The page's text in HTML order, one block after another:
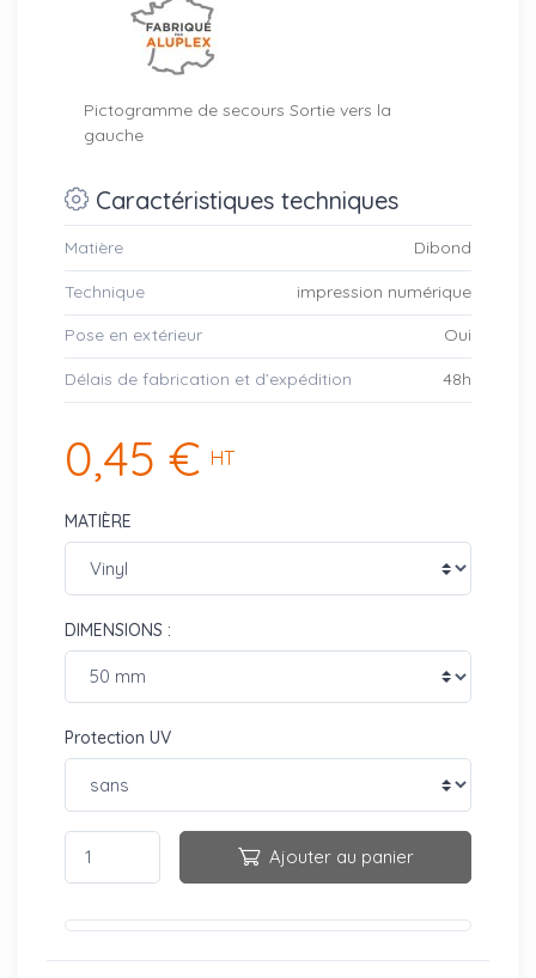
Pictogramme de secours Sortie vers la
gauche
Caractéristiques techniques
Matière Dibond
Technique impression numérique
Pose en extérieur Oui
Délais de fabrication et d’expédition 48h
0,45 € HT
MATIÈRE
DIMENSIONS :
Protection UV
Ajouter au panier